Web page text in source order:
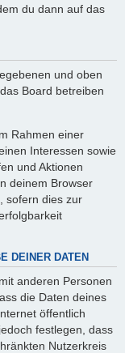
du dann auf das
und oben
Board betreiben
Rahmen einer
Interessen sowie
und Aktionen
deinem Browser
sofern dies zur
DEINER DATEN
anderen Personen
die Daten deines
öffentlich
festlegen, dass
Nutzerkreis